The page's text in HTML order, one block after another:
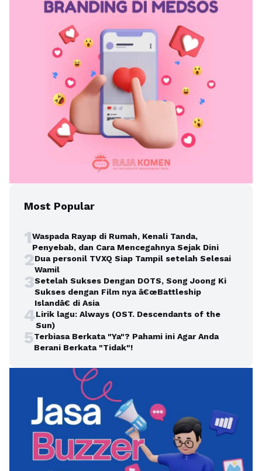
Most Popular
1Waspada Rayap di Rumah, Kenali Tanda,
Penyebab, dan Cara Mencegahnya Sejak Dini
2Dua personil TVXQ Siap Tampil setelah Selesai
Wamil
3Setelah Sukses Dengan DOTS, Song Joong Ki
Sukses dengan Film nya â€œBattleship
Islandâ€ di Asia
4Lirik lagu: Always (OST. Descendants of the
Sun)
5Terbiasa Berkata "Ya"? Pahami ini Agar Anda
Berani Berkata "Tidak"!